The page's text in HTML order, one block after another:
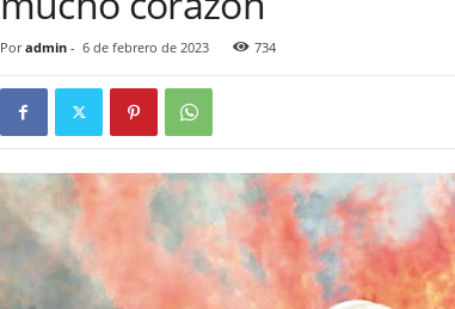
Por admin- 6 de febrero de 2023 734